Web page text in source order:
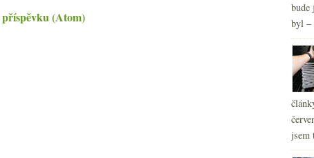
(Atom)
bude
byl –
jsem